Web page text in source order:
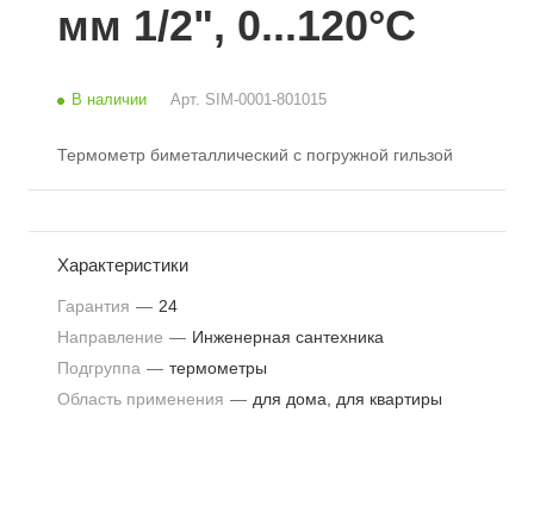
мм 1/2", 0...120°С
В наличии Арт. SIM-0001-801015
Термометр биметаллический с погружной гильзой
Характеристики
Гарантия — 24
Направление — Инженерная сантехника
Подгруппа — термометры
Область применения — для дома, для квартиры